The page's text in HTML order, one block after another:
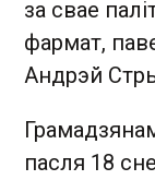
за свае
фармат,
Андрэй
пасля 18